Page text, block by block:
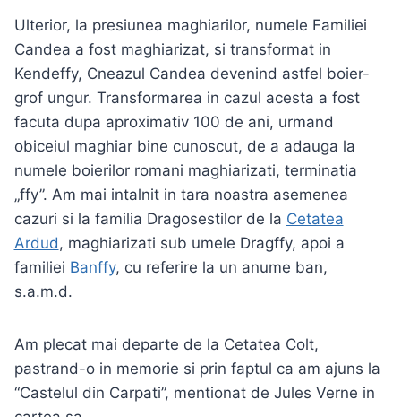
Ulterior, la presiunea maghiarilor, numele Familiei
Candea a fost maghiarizat, si transformat in
Kendeffy, Cneazul Candea devenind astfel boier-
grof ungur. Transformarea in cazul acesta a fost
facuta dupa aproximativ 100 de ani, urmand
obiceiul maghiar bine cunoscut, de a adauga la
numele boierilor romani maghiarizati, terminatia
„ffy”. Am mai intalnit in tara noastra asemenea
cazuri si la familia Dragosestilor de la Cetatea
Ardud , maghiarizati sub umele Dragffy, apoi a
familiei Banffy, cu referire la un anume ban,
s.a.m.d.
Am plecat mai departe de la Cetatea Colt,
pastrand-o in memorie si prin faptul ca am ajuns la
“Castelul din Carpati”, mentionat de Jules Verne in